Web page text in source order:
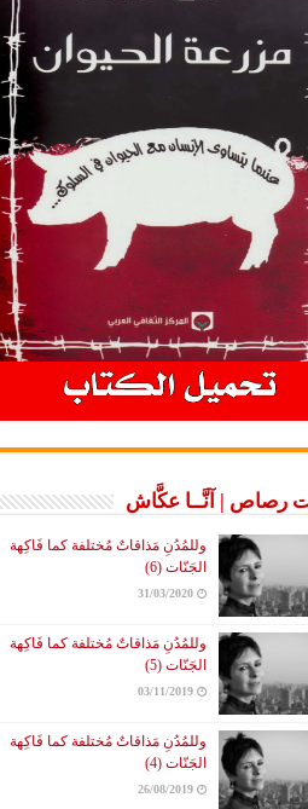
رصاص | آنَّــا عكَّاش
وللمُدُنِ مَذاقاتٌ مُختلفة كما فَاكِهة
الجَنّات (6)
31/03/2020
وللمُدُنِ مَذاقاتٌ مُختلفة كما فَاكِهة
الجَنّات (5)
03/11/2019
وللمُدُنِ مَذاقاتٌ مُختلفة كما فَاكِهة
الجَنّات (4)
26/08/2019